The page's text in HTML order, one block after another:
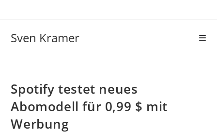
Sven Kramer
Spotify testet neues
Abomodell für 0,99 $ mit
Werbung